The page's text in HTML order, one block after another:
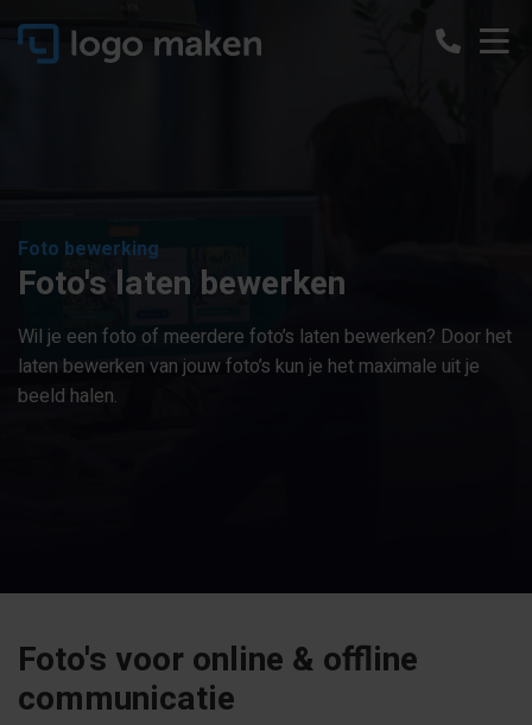
Foto bewerking
Foto's laten bewerken
Wil je een foto of meerdere foto’s laten bewerken? Door het
laten bewerken van jouw foto’s kun je het maximale uit je
beeld halen.
Foto's voor online & offline
communicatie